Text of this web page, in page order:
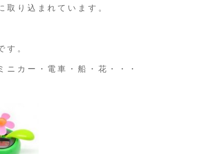
取り込まれています。
す。
ニカー・電車・船・花・・・